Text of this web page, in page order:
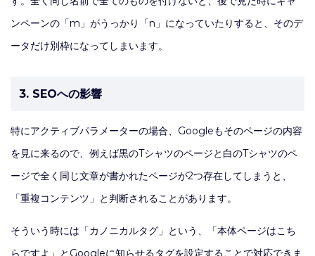
ンペーンの「m」がうっかり「n」になっていたりすると、そのデ
ータだけ別枠になってしまいます。
3. SEOへの影響
特にアクティブパラメーターの場合、Googleもそのページの内容
を見に来るので、例えば黒のTシャツのページと白のTシャツのペ
ージで全く同じ文章が書かれたページが2つ存在してしまうと、
「重複コンテンツ」と判断されることがあります。
そういう時には「カノニカルタグ」という、「本体ページはこち
らですよ」とGoogleに知らせるタグを設定することで対応できま